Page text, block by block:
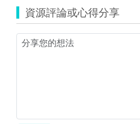
資源評論或心得分享